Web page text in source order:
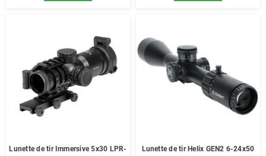
Lunette de tir Immersive 5x30 LPR-
Lunette de tir Helix GEN2 6-24x50